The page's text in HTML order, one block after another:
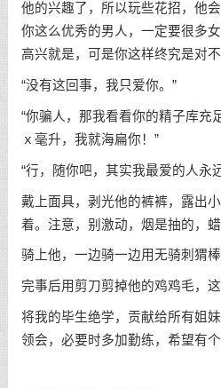
他的兴趣了，所以玩些花招，他
你这么优秀的男人，一定要很多
高兴就是，可是你这样终究是对
“没有这回事，我只爱你。”
“你骗人，那我看看你的精子库充
ｘ毫升，我就海扁你！”
“行，随你吧，其实我最爱的人永
戴上面具，剥光他的裤裤，露出
着。注意，别激动，烟是抽的，蜡
骑上他，一边骑一边用无骑刺猬棒
完事后用剪刀剪掉他的鸡鸡毛，
将我的毕生绝学，贡献给所有姐
领会，必要时多加勤练，希望有